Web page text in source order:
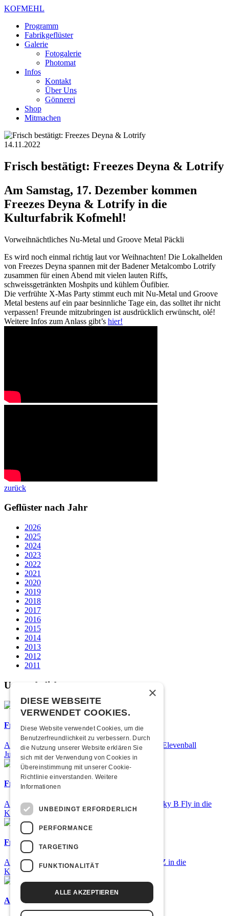
KOFMEHL
Programm
Fabrikgeflüster
Galerie
Fotogalerie
Photomat
Infos
Kontakt
Über Uns
Gönnerei
Shop
Mitmachen
14.11.2022
Frisch bestätigt: Freezes Deyna & Lotrify
Am Samstag, 17. Dezember kommen
Freezes Deyna & Lotrify in die
Kulturfabrik Kofmehl!
Vorweihnächtliches Nu-Metal und Groove Metal Päckli
Es wird noch einmal richtig laut vor Weihnachten! Die Lokalhelden
von Freezes Deyna spannen mit der Badener Metalcombo Lotrify
zusammen für einen Abend mit vielen lauten Riffs,
schweissgetränkten Moshpits und kühlem Öufibier.
Die verfrühte X-Mas Party stimmt euch mit Nu-Metal und Groove
Metal bestens auf ein paar besinnliche Tage ein, das solltet ihr nicht
verpassen! Freunde mitzubringen ist ausdrücklich erwünscht, olé!
Weitere Infos zum Anlass gibt’s hier!
zurück
Geflüster nach Jahr
2026
2025
2024
2023
2022
2021
2020
2019
2018
2017
2016
2015
2014
2013
2012
2011
Unsere beliebtesten
Frisch bestätigt: 25 Jahre Elevenball
Am Samstag, 26. September 2026 findet das 25. Elevenball
Jubiläum statt
Frisch bestätigt: Nicky B Fly
Am Donnerstag, 05. November 2026 kommt Nicky B Fly in die
Kulturfabrik Kofmehl!
Frisch bestätigt: GZUZ
Am Donnerstag, 29. Oktober 2026 kommt GZUZ in die
Kulturfabrik Kofmehl!
Airbourne - Special Summer Show
×
DIESE WEBSEITE
VERWENDET COOKIES.
Diese Website verwendet Cookies, um die
Benutzerfreundlichkeit zu verbessern. Durch
die Nutzung unserer Website erklären Sie
sich mit der Verwendung von Cookies in
Übereinstimmung mit unserer Cookie-
Richtlinie einverstanden. Weitere
Informationen
UNBEDINGT ERFORDERLICH
PERFORMANCE
TARGETING
FUNKTIONALITÄT
ALLE AKZEPTIEREN